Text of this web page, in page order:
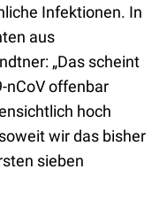
Infektionen. In
aus
„Das scheint
nCoV offenbar
hoch
wir das bisher
sieben